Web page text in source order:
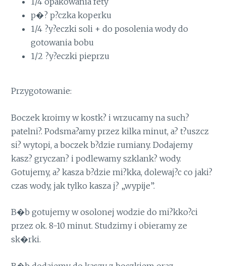
p�? p?czka koperku
1/4 ?y?eczki soli + do posolenia wody do
gotowania bobu
1/2 ?y?eczki pieprzu
Przygotowanie:
Boczek kroimy w kostk? i wrzucamy na such?
patelni?. Podsma?amy przez kilka minut, a? t?uszcz
si? wytopi, a boczek b?dzie rumiany. Dodajemy
kasz? gryczan? i podlewamy szklank? wody.
Gotujemy, a? kasza b?dzie mi?kka, dolewaj?c co jaki?
czas wody, jak tylko kasza j? „wypije”.
B�b gotujemy w osolonej wodzie do mi?kko?ci
przez ok. 8-10 minut. Studzimy i obieramy ze
sk�rki.